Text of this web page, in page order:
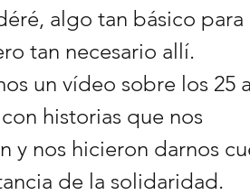
algo tan básico para
tan necesario allí.
un vídeo sobre los 25
historias que nos
y nos hicieron darnos
de la solidaridad.